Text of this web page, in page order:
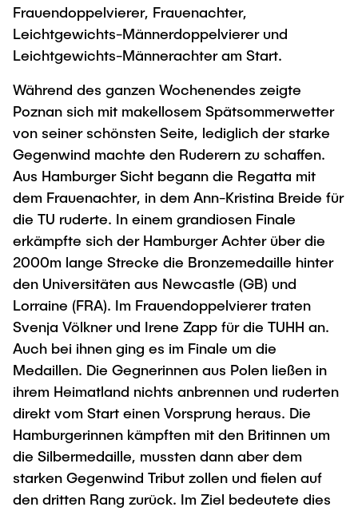
Institutes
Overview
Frauendoppelvierer, Frauenachter,
Leichtgewichts-Männerdoppelvierer und
Leichtgewichts-Männerachter am Start.
Während des ganzen Wochenendes zeigte
Poznan sich mit makellosem Spätsommerwetter
von seiner schönsten Seite, lediglich der starke
Gegenwind machte den Ruderern zu schaffen.
Aus Hamburger Sicht begann die Regatta mit
dem Frauenachter, in dem Ann-Kristina Breide für
die TU ruderte. In einem grandiosen Finale
erkämpfte sich der Hamburger Achter über die
2000m lange Strecke die Bronzemedaille hinter
den Universitäten aus Newcastle (GB) und
Lorraine (FRA). Im Frauendoppelvierer traten
Svenja Völkner und Irene Zapp für die TUHH an.
Auch bei ihnen ging es im Finale um die
Medaillen. Die Gegnerinnen aus Polen ließen in
ihrem Heimatland nichts anbrennen und ruderten
direkt vom Start einen Vorsprung heraus. Die
Hamburgerinnen kämpften mit den Britinnen um
die Silbermedaille, mussten dann aber dem
starken Gegenwind Tribut zollen und fielen auf
den dritten Rang zurück. Im Ziel bedeutete dies